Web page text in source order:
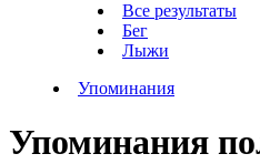
Все результаты
Бег
Лыжи
Упоминания
Упоминания